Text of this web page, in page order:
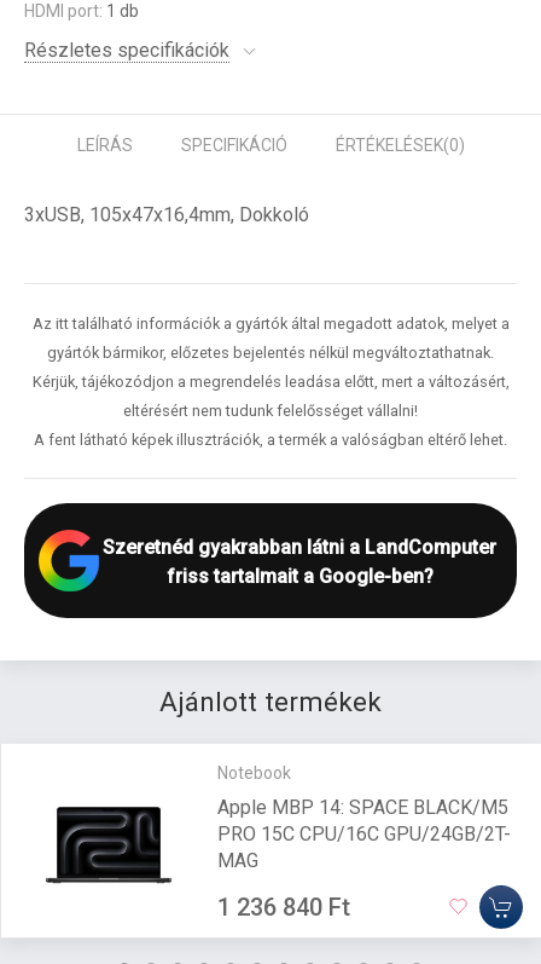
HDMI port: 1 db
Részletes specifikációk
LEÍRÁS SPECIFIKÁCIÓ ÉRTÉKELÉSEK(0)
3xUSB, 105x47x16,4mm, Dokkoló
Az itt található információk a gyártók által megadott adatok, melyet a
gyártók bármikor, előzetes bejelentés nélkül megváltoztathatnak.
Kérjük, tájékozódjon a megrendelés leadása előtt, mert a változásért,
eltérésért nem tudunk felelősséget vállalni!
A fent látható képek illusztrációk, a termék a valóságban eltérő lehet.
Szeretnéd gyakrabban látni a LandComputer
friss tartalmait a Google-ben?
Ajánlott termékek
Notebook
Apple MBP 14: SPACE BLACK/M5
PRO 15C CPU/16C GPU/24GB/2T-
MAG
1 236 840 Ft